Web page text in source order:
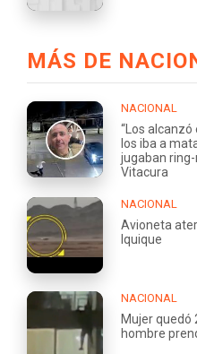
MÁS DE
NACIONAL
“Los
los iba a
jugaban
Vitacura
NACIONAL
Avioneta
Iquique
NACIONAL
Mujer quedó
hombre